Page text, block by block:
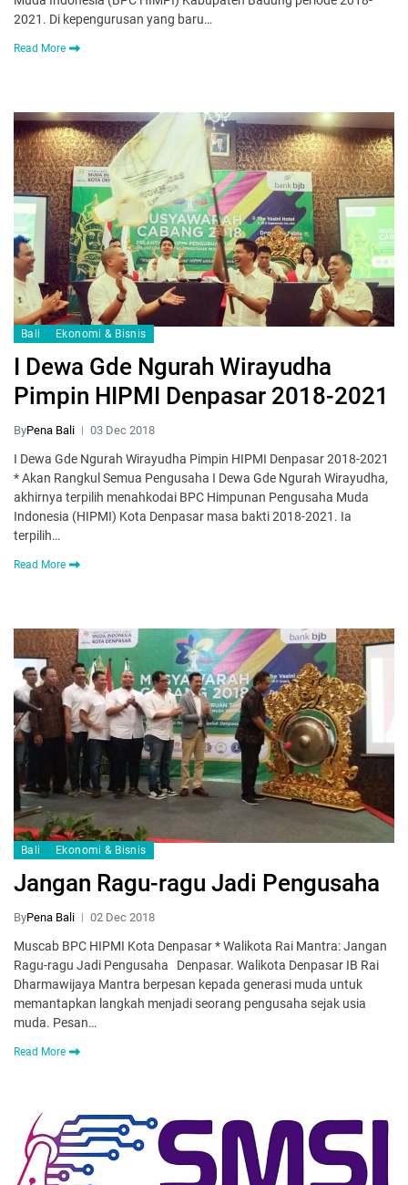
2021. Di kepengurusan yang baru…
Read More
Bali Ekonomi & Bisnis
I Dewa Gde Ngurah Wirayudha
Pimpin HIPMI Denpasar 2018-2021
ByPena Bali 03 Dec 2018
I Dewa Gde Ngurah Wirayudha Pimpin HIPMI Denpasar 2018-2021
* Akan Rangkul Semua Pengusaha I Dewa Gde Ngurah Wirayudha,
akhirnya terpilih menahkodai BPC Himpunan Pengusaha Muda
Indonesia (HIPMI) Kota Denpasar masa bakti 2018-2021. Ia
terpilih…
Read More
Bali Ekonomi & Bisnis
Jangan Ragu-ragu Jadi Pengusaha
ByPena Bali 02 Dec 2018
Muscab BPC HIPMI Kota Denpasar * Walikota Rai Mantra: Jangan
Ragu-ragu Jadi Pengusaha Denpasar. Walikota Denpasar IB Rai
Dharmawijaya Mantra berpesan kepada generasi muda untuk
memantapkan langkah menjadi seorang pengusaha sejak usia
muda. Pesan…
Read More